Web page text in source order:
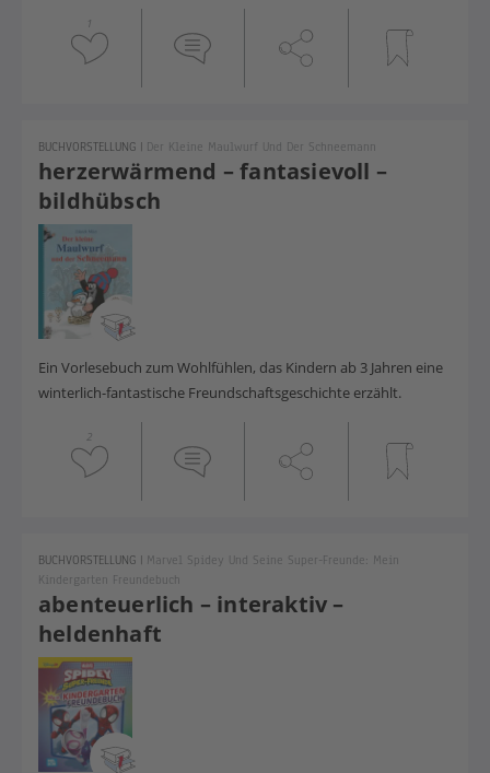
1
herzerwärmend – fantasievoll –
bildhübsch
BUCHVORSTELLUNG | Der Kleine Maulwurf Und Der Schneemann
Ein Vorlesebuch zum Wohlfühlen, das Kindern ab 3 Jahren eine
winterlich-fantastische Freundschafts­geschichte erzählt.
2
abenteuerlich – interaktiv –
heldenhaft
BUCHVORSTELLUNG | Marvel Spidey Und Seine Super-Freunde: Mein
Kindergarten Freundebuch